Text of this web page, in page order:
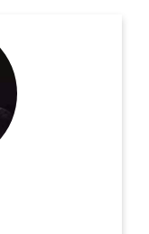
روزنامه نگار و